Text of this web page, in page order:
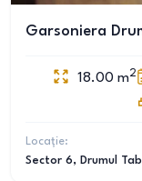
Garsoniera
18.00 m2
Locație:
Sector 6, Drumul